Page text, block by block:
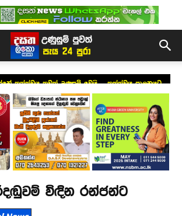
තත්ත්වය තවත් උණුසුම් වෙයි – තත්ත්වය පාලනයට
කඳුළු ගෑස් ප්‍රහාර
විඳින රන්ජන්ට